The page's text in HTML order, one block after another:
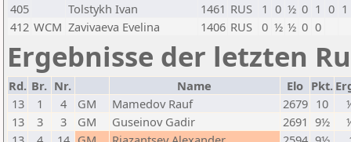
405
Tolstykh Ivan 1461 RUS 1 0 ½ 0 1 0 1
412 WCM Zavivaeva Evelina 1406 RUS 0 ½ ½ 0 0
Ergebnisse der letzten
Rd. Br. Nr. Name Elo Pkt.
13
1 4 GM Mamedov Rauf 2679 10
13
3 3 GM Guseinov Gadir 2691 9½